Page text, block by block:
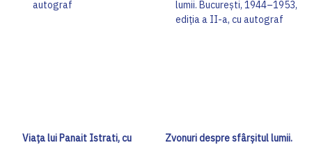
Viața lui Panait Istrati, cu
Zvonuri despre sfârșitul lumii.